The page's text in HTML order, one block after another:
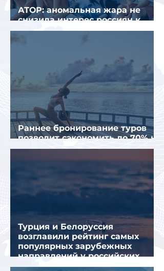
АТОР: аномальная жара не
снизила интерес россиян к
летнему отдыху в Европе
Раннее бронирование туров
позволит сэкономить до 70% на
летнем отдыхе — АТОР
Турция и Белоруссия
возглавили рейтинг самых
популярных зарубежных
направлений у российских
туристов летом